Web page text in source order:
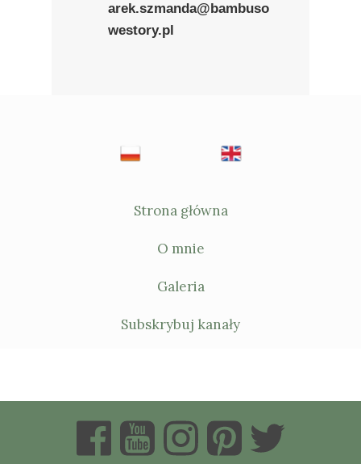
arek.szmanda@bambuso
westory.pl
Strona główna
O mnie
Galeria
Subskrybuj kanały